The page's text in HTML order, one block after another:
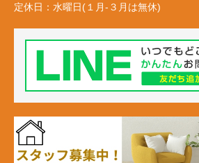
定休日： 水曜日(１月-３月は無休)